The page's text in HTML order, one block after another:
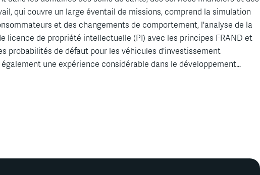
qui couvre un large éventail de missions, comprend la simulation
et des changements de comportement, l'analyse de la
licence de propriété intellectuelle (PI) avec les principes FRAND et
probabilités de défaut pour les véhicules d'investissement
également une expérience considérable dans le développement